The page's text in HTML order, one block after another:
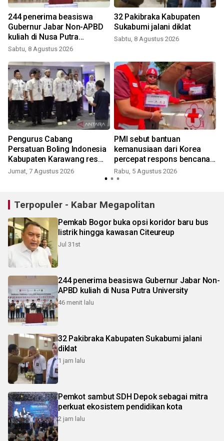
244 penerima beasiswa
Gubernur Jabar Non-APBD
kuliah di Nusa Putra
University
Sabtu, 8 Agustus 2026
32 Pakibraka Kabupaten
Sukabumi jalani diklat
Sabtu, 8 Agustus 2026
Pengurus Cabang
Persatuan Boling Indonesia
Kabupaten Karawang resmi
terbentuk
Jumat, 7 Agustus 2026
PMI sebut bantuan
kemanusiaan dari Korea
percepat respons bencana
nasional
Rabu, 5 Agustus 2026
Terpopuler - Kabar Megapolitan
Pemkab Bogor buka opsi koridor baru bus
listrik hingga kawasan Citeureup
Jul 31st
244 penerima beasiswa Gubernur Jabar Non-
APBD kuliah di Nusa Putra University
46 menit lalu
32 Pakibraka Kabupaten Sukabumi jalani
diklat
1 jam lalu
Pemkot sambut SDH Depok sebagai mitra
perkuat ekosistem pendidikan kota
2 jam lalu